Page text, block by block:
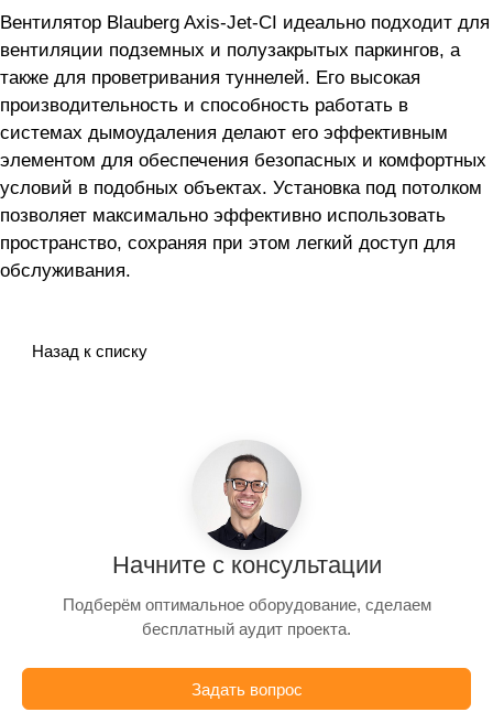
Вентилятор Blauberg Axis-Jet-CI идеально подходит для
вентиляции подземных и полузакрытых паркингов, а
также для проветривания туннелей. Его высокая
производительность и способность работать в
системах дымоудаления делают его эффективным
элементом для обеспечения безопасных и комфортных
условий в подобных объектах. Установка под потолком
позволяет максимально эффективно использовать
пространство, сохраняя при этом легкий доступ для
обслуживания.
Назад к списку
Начните с консультации
Подберём оптимальное оборудование, сделаем
бесплатный аудит проекта.
Задать вопрос